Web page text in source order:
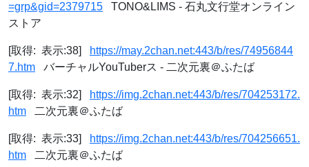
=grp&gid=2379715 TONO&LIMS - 石丸文行堂オンライン
ストア
[取得: 表示:38]
https://may.2chan.net:443/b/res/74956844
7.htm バーチャルYouTuberス - 二次元裏＠ふたば
[取得: 表示:32]
https://img.2chan.net:443/b/res/704253172.
htm 二次元裏＠ふたば
[取得: 表示:33]
https://img.2chan.net:443/b/res/704256651.
htm 二次元裏＠ふたば